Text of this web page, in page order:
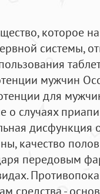
которое
системы,
мужчин
для
о случаях
дисфункция
качество
передовым
средства -